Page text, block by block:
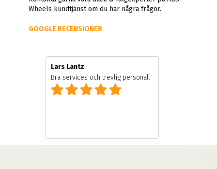
Wheels kundtjänst om du har några frågor.
GOOGLE RECENSIONER
Lars Lantz
Bra services och trevlig personal.